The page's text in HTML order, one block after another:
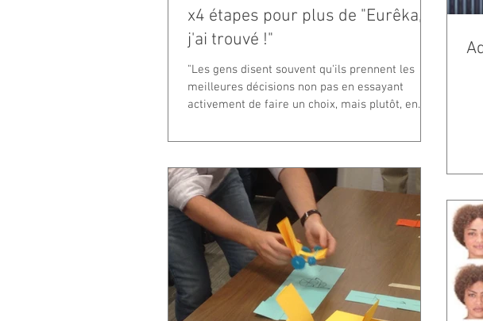
x4 étapes pour plus de "Eurêka,
j'ai trouvé !"
"Les gens disent souvent qu'ils prennent les
meilleures décisions non pas en essayant
activement de faire un choix, mais plutôt, en...